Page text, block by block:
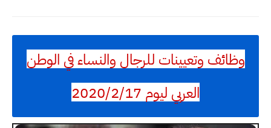
وظائف وتعيينات للرجال والنساء في الوطن
العربي ليوم 2020/2/17